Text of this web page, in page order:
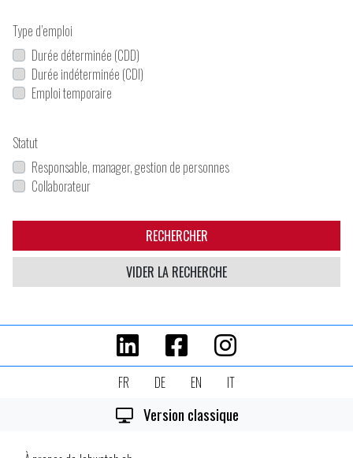
Type d’emploi
Durée déterminée (CDD)
Durée indéterminée (CDI)
Emploi temporaire
Statut
Responsable, manager, gestion de personnes
Collaborateur
RECHERCHER
VIDER LA RECHERCHE
FR DE EN IT
Version classique